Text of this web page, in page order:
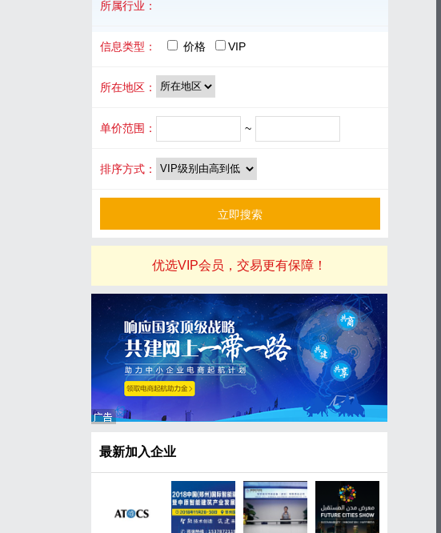
品牌
所属行业：
信息类型： 价格 VIP
所在地区：
单价范围： ~
排序方式：
优选VIP会员，交易更有保障！
最新加入企业